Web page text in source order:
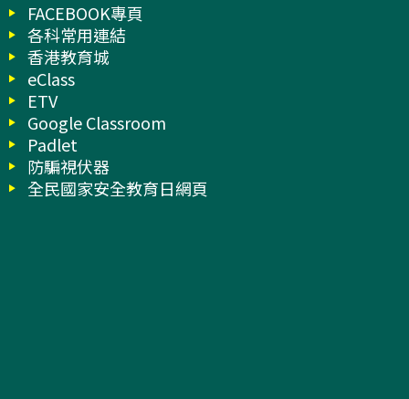
FACEBOOK專頁
各科常用連結
香港教育城
eClass
ETV
Google Classroom
Padlet
防騙視伏器
全民國家安全教育日網頁